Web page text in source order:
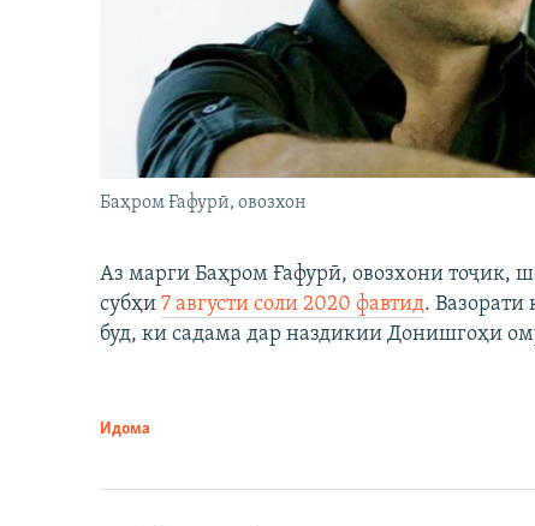
Баҳром Ғафурӣ, овозхон
Аз марги Баҳром Ғафурӣ, овозхони тоҷик,
субҳи 7 августи соли 2020 фавтид. Вазорати
буд, ки садама дар наздикии Донишгоҳи
Идома